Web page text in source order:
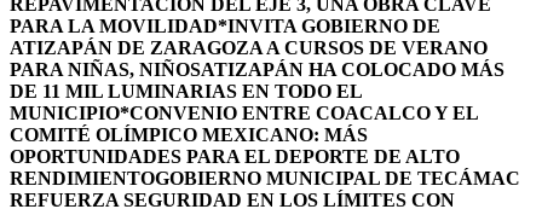
REPAVIMENTACIÓN DEL EJE 3, UNA OBRA CLAVE
PARA LA MOVILIDAD*INVITA GOBIERNO DE
ATIZAPÁN DE ZARAGOZA A CURSOS DE VERANO
PARA NIÑAS, NIÑOSATIZAPÁN HA COLOCADO MÁS
DE 11 MIL LUMINARIAS EN TODO EL
MUNICIPIO*CONVENIO ENTRE COACALCO Y EL
COMITÉ OLÍMPICO MEXICANO: MÁS
OPORTUNIDADES PARA EL DEPORTE DE ALTO
RENDIMIENTOGOBIERNO MUNICIPAL DE TECÁMAC
REFUERZA SEGURIDAD EN LOS LÍMITES CON